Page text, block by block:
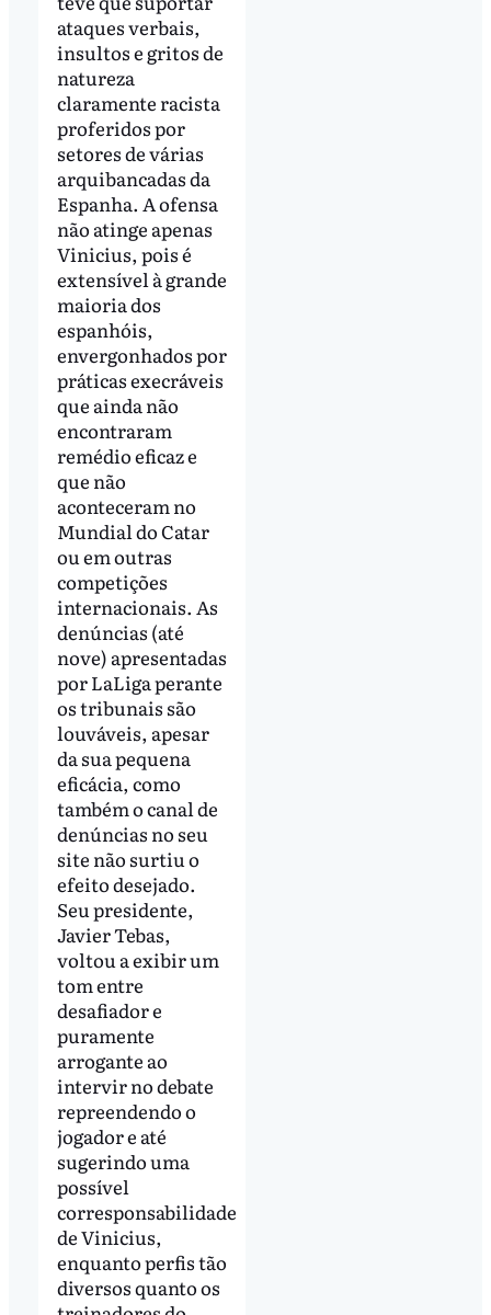
ataques verbais,
insultos e gritos de
natureza
claramente racista
proferidos por
setores de várias
arquibancadas da
Espanha. A ofensa
não atinge apenas
Vinicius, pois é
extensível à grande
maioria dos
espanhóis,
envergonhados por
práticas execráveis ​​
que ainda não
encontraram
remédio eficaz e
que não
aconteceram no
Mundial do Catar
ou em outras
competições
internacionais. As
denúncias (até
nove) apresentadas
por LaLiga perante
os tribunais são
louváveis, ​​apesar
da sua pequena
eficácia, como
também o canal de
denúncias no seu
site não surtiu o
efeito desejado.
Seu presidente,
Javier Tebas,
voltou a exibir um
tom entre
desafiador e
puramente
arrogante ao
intervir no debate
repreendendo o
jogador e até
sugerindo uma
possível
corresponsabilidade
de Vinicius,
enquanto perfis tão
diversos quanto os